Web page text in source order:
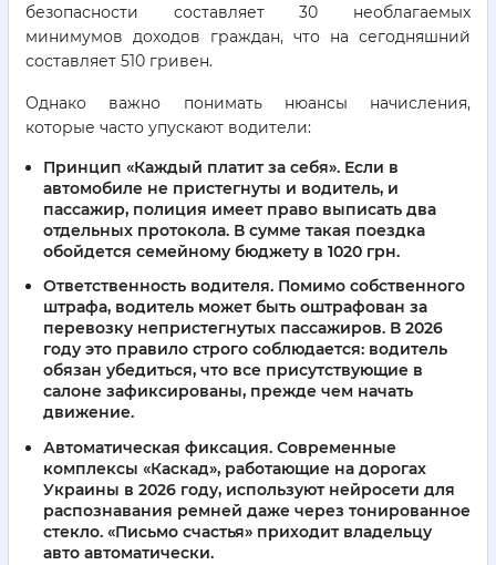
безопасности составляет 30 необлагаемых
минимумов доходов граждан, что на сегодняшний
составляет 510 гривен.
Однако важно понимать нюансы начисления,
которые часто упускают водители:
Принцип «Каждый платит за себя». Если в
автомобиле не пристегнуты и водитель, и
пассажир, полиция имеет право выписать два
отдельных протокола. В сумме такая поездка
обойдется семейному бюджету в 1020 грн.
Ответственность водителя. Помимо собственного
штрафа, водитель может быть оштрафован за
перевозку непристегнутых пассажиров. В 2026
году это правило строго соблюдается: водитель
обязан убедиться, что все присутствующие в
салоне зафиксированы, прежде чем начать
движение.
Автоматическая фиксация. Современные
комплексы «Каскад», работающие на дорогах
Украины в 2026 году, используют нейросети для
распознавания ремней даже через тонированное
стекло. «Письмо счастья» приходит владельцу
авто автоматически.